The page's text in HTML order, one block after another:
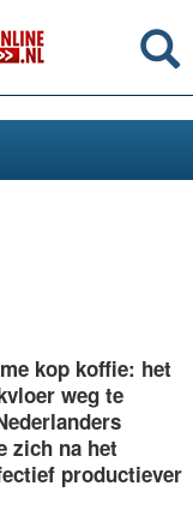
kop koffie: het
weg te
zich na het
productiever